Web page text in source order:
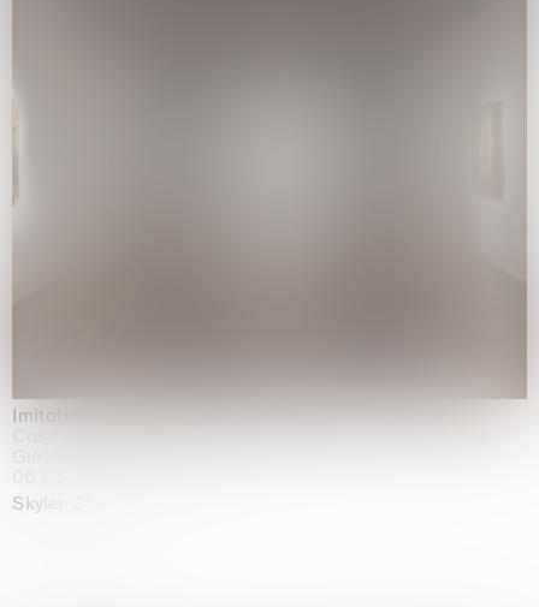
Imitation of life (Imitare la vita)
Casa Masaccio Centro per l'Arte Contemporanea, San
Skyler Chen